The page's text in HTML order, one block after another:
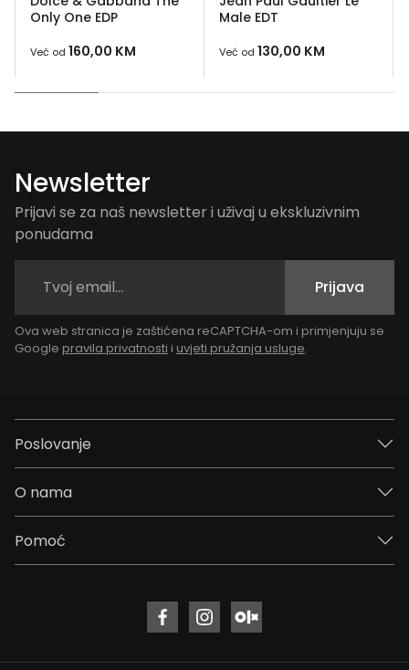
Only One EDP
Već od 160,00 KM
Male EDT
Već od 130,00 KM
Newsletter
Prijavi se za naš newsletter i uživaj u ekskluzivnim
ponudama
Prijava
Ova web stranica je zaštićena reCAPTCHA-om i primjenjuju se
Google pravila privatnosti i uvjeti pružanja usluge.
Poslovanje
O nama
Pomoć